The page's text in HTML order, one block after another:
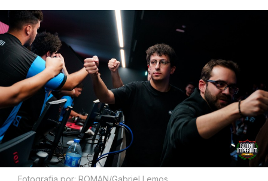
Fotografia por: ROMAN/Gabriel Lemos